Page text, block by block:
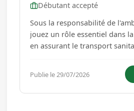
Débutant accepté
Sous la responsabilité de
jouez un rôle essentiel dans
en assurant le transport
d'une ambulance. Votre
la sécurité, le confort et le
patients tou...
Publie le 29/07/2026